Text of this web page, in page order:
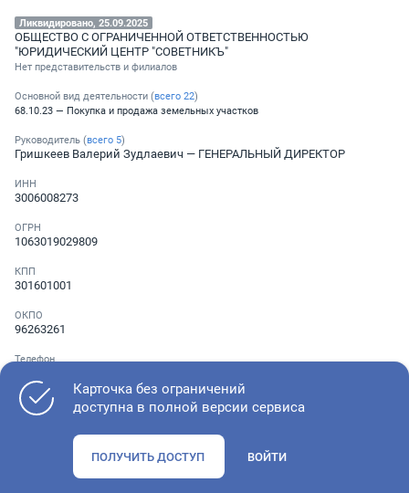
Ликвидировано, 25.09.2025
ОБЩЕСТВО С ОГРАНИЧЕННОЙ ОТВЕТСТВЕННОСТЬЮ
"ЮРИДИЧЕСКИЙ ЦЕНТР "СОВЕТНИКЪ"
Нет представительств и филиалов
Основной вид деятельности (всего 22)
68.10.23 — Покупка и продажа земельных участков
Руководитель (всего 5)
Гришкеев Валерий Зудлаевич — ГЕНЕРАЛЬНЫЙ ДИРЕКТОР
ИНН
3006008273
ОГРН
1063019029809
КПП
301601001
ОКПО
96263261
Телефон
Как оценить состояние компании
Карточка без ограничений
доступна в полной версии сервиса
ПОЛУЧИТЬ ДОСТУП ВОЙТИ